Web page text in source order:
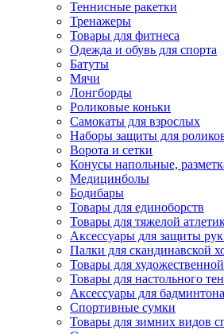
Теннисные ракетки
Тренажеры
Товары для фитнеса
Одежда и обувь для спорта
Батуты
Мячи
Лонгборды
Роликовые коньки
Самокаты для взрослых
Наборы защиты для
Ворота и сетки
Конусы напольные,
Медицинболы
Бодибары
Товары для единоборств
Товары для тяжелой
Аксессуары для защиты
Палки для скандинавской
Товары для
Товары для настольного
Аксессуары для бадминтона
Спортивные сумки
Товары для зимних видов